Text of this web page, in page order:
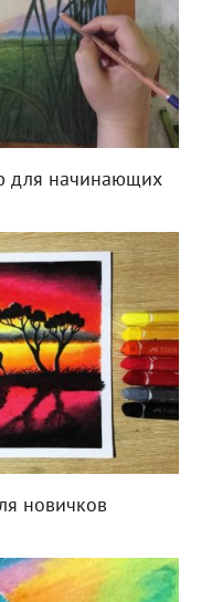
для начинающих
новичков